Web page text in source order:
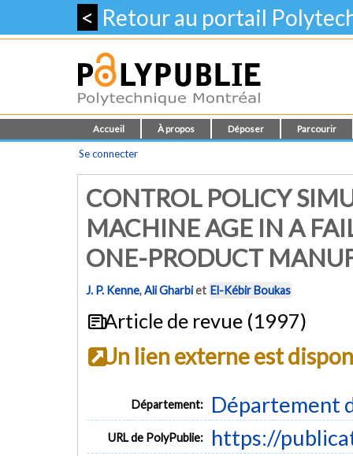
< Retour au portail
Accueil À propos Déposer Parcourir
Se connecter
CONTROL POLICY
MACHINE AGE IN A
ONE-PRODUCT
J. P. Kenne,Ali Gharbiet El-Kébir Boukas
Article de revue (1997)
Un lien externe est
Département: Département
URL de PolyPublie: https://